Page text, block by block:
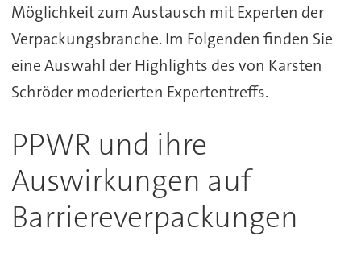
Möglichkeit zum Austausch mit Experten der
Verpackungsbranche. Im Folgenden finden Sie
eine Auswahl der Highlights des von Karsten
Schröder moderierten Expertentreffs.
PPWR und ihre
Auswirkungen auf
Barriereverpackungen